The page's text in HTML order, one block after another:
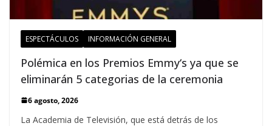
ESPECTÁCULOS INFORMACIÓN GENERAL
Polémica en los Premios Emmy‘s ya que se
eliminarán 5 categorias de la ceremonia
6 agosto, 2026
La Academia de Televisión, que está detrás de los